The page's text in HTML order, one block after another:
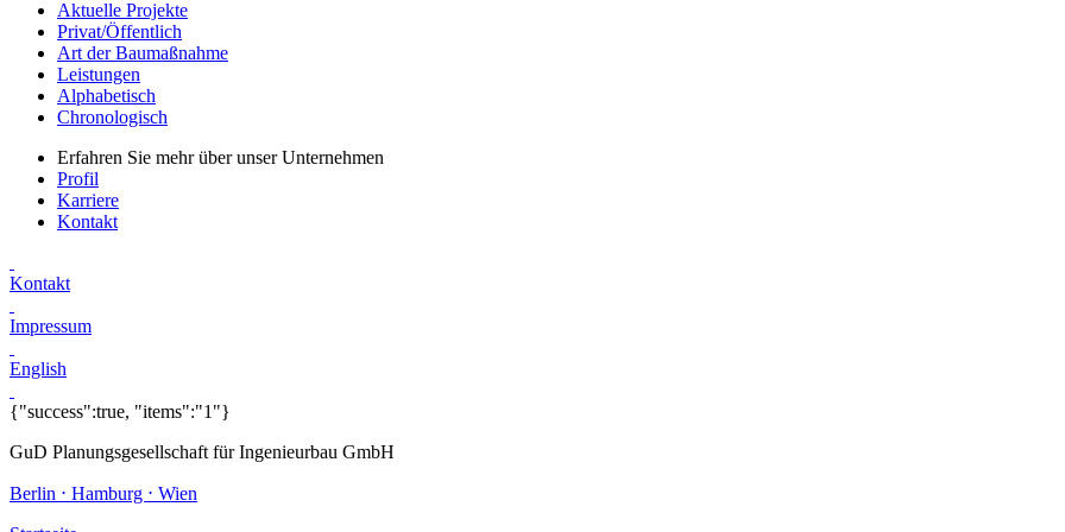
Aktuelle Projekte
Privat/Öffentlich
Art der Baumaßnahme
Leistungen
Alphabetisch
Chronologisch
Erfahren Sie mehr über unser Unternehmen
Profil
Karriere
Kontakt
Kontakt
Impressum
English
{"success":true, "items":"1"}
GuD Planungsgesellschaft für Ingenieurbau GmbH
Berlin ⋅ Hamburg ⋅ Wien